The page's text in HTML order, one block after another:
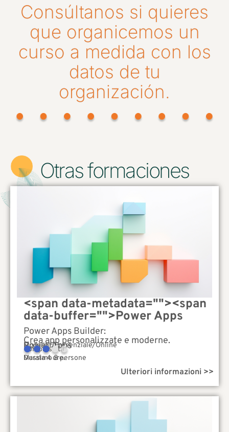
Consúltanos si quieres
que organicemos un
curso a medida con los
datos de tu
organización.
Otras formaciones
<span data-metadata=""><span
data-buffer="">Power Apps
Power Apps Builder:
Crea app personalizzate e moderne.
Power Apps
Modalità: Presenziale/Online
Complessità
Durata 4 ore.
Massimo 8 persone
Ulteriori informazioni >>